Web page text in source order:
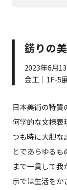
錺りの
2023年6月
金工｜1F-5
日本美術の特質
何学的な文様表
つも時に大胆な
とであらゆる
まで一貫して
示では生活をか